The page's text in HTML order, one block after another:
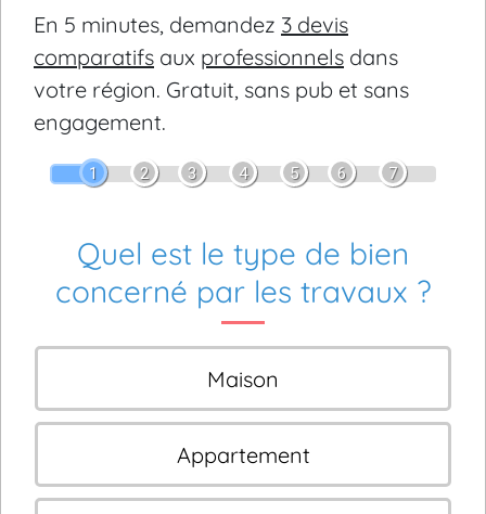
En 5 minutes, demandez 3 devis
comparatifs aux professionnels dans
votre région. Gratuit, sans pub et sans
engagement.
1 2 3 4 5 6 7
Quel est le type de bien
concerné par les travaux ?
Maison
Appartement